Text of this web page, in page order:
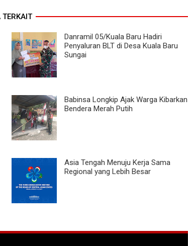
TERKAIT
Danramil 05/Kuala Baru Hadiri
Penyaluran BLT di Desa Kuala Baru
Sungai
Babinsa Longkip Ajak Warga Kibarkan
Bendera Merah Putih
Asia Tengah Menuju Kerja Sama
Regional yang Lebih Besar